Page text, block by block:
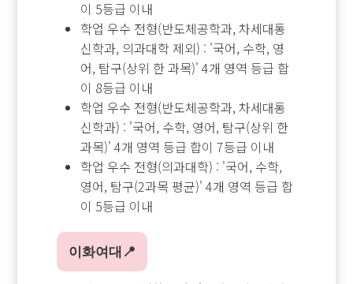
이 5등급 이내
학업 우수 전형(반도체공학과, 차세대통
신학과, 의과대학 제외) : '국어, 수학, 영
어, 탐구(상위 한 과목)' 4개 영역 등급 합
이 8등급 이내
학업 우수 전형(반도체공학과, 차세대통
신학과) : '국어, 수학, 영어, 탐구(상위 한
과목)' 4개 영역 등급 합이 7등급 이내
학업 우수 전형(의과대학) : '국어, 수학,
영어, 탐구(2과목 평균)' 4개 영역 등급 합
이 5등급 이내
이화여대📍